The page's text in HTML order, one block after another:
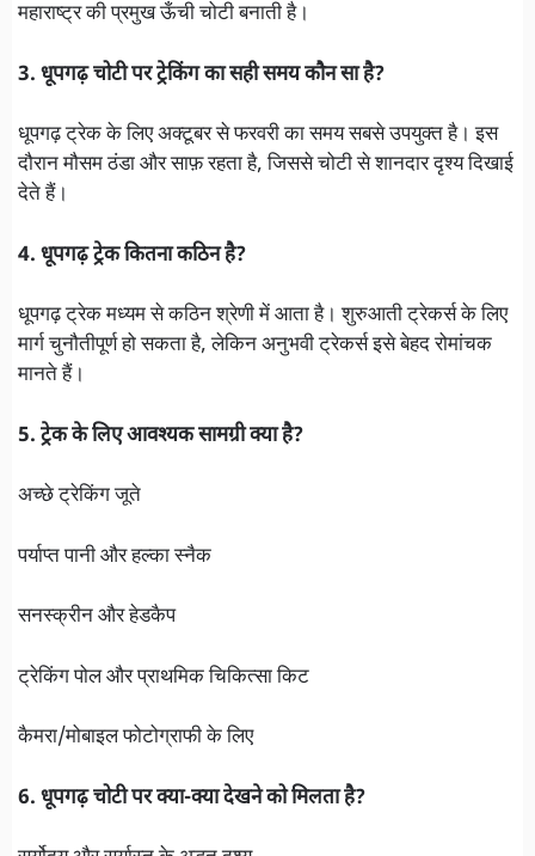
महाराष्ट्र की प्रमुख ऊँची चोटी बनाती है।
3. धूपगढ़ चोटी पर ट्रेकिंग का सही समय कौन सा है?
धूपगढ़ ट्रेक के लिए अक्टूबर से फरवरी का समय सबसे उपयुक्त है। इस
दौरान मौसम ठंडा और साफ़ रहता है, जिससे चोटी से शानदार दृश्य दिखाई
देते हैं।
4. धूपगढ़ ट्रेक कितना कठिन है?
धूपगढ़ ट्रेक मध्यम से कठिन श्रेणी में आता है। शुरुआती ट्रेकर्स के लिए
मार्ग चुनौतीपूर्ण हो सकता है, लेकिन अनुभवी ट्रेकर्स इसे बेहद रोमांचक
मानते हैं।
5. ट्रेक के लिए आवश्यक सामग्री क्या है?
अच्छे ट्रेकिंग जूते
पर्याप्त पानी और हल्का स्नैक
सनस्क्रीन और हेडकैप
ट्रेकिंग पोल और प्राथमिक चिकित्सा किट
कैमरा/मोबाइल फोटोग्राफी के लिए
6. धूपगढ़ चोटी पर क्या-क्या देखने को मिलता है?